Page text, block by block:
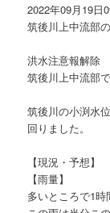
2022年09月19
筑後川上中流部
洪水注意報解除
筑後川上中流部
筑後川の小渕水
回りました。
【現況・予想】
【雨量】
多いところで1時